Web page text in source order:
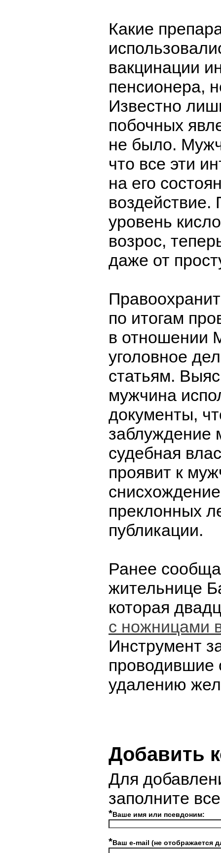
Какие
вакцинации
пенсионера,
Известно
побочных
не было.
что все эти
на его
воздействие.
уровень
возрос,
даже от
по итогам
в отношении
уголовное
статьям.
мужчина
документы,
заблуждение
судебная
проявит к
преклонных
публикации.
Ранее
жительнице
которая
с ножницами
Инструмент
проводившие
удалению
Добавить
Для
заполните
*Ваше имя или псевдоним:
*Ваш e-mail (не отображается